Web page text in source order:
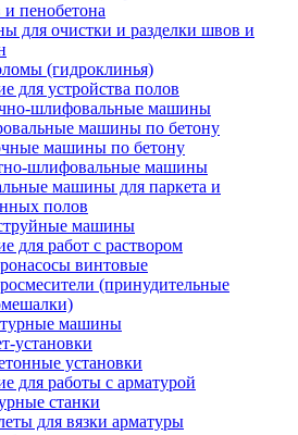
и пенобетона
для очистки и разделки швов и
(гидроклинья)
для устройства полов
шлифовальные машины
машины по бетону
машины по бетону
шлифовальные машины
машины для паркета и
полов
машины
для работ с раствором
винтовые
(принудительные
машины
установки
установки
для работы с арматурой
станки
для вязки арматуры